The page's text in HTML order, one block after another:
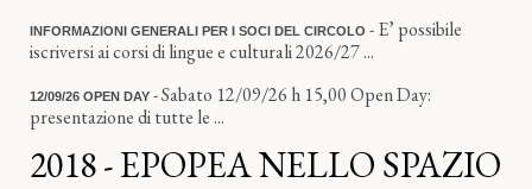
INFORMAZIONI GENERALI PER I SOCI DEL CIRCOLO - E’ possibile
iscriversi ai corsi di lingue e culturali 2026/27 ...
12/09/26 OPEN DAY - Sabato 12/09/26 h 15,00 Open Day:
presentazione di tutte le ...
2018 - EPOPEA NELLO SPAZIO